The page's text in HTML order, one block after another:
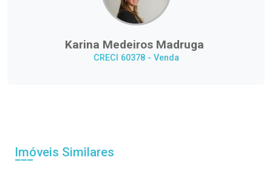
Karina Medeiros Madruga
CRECI 60378 - Venda
Imóveis Similares